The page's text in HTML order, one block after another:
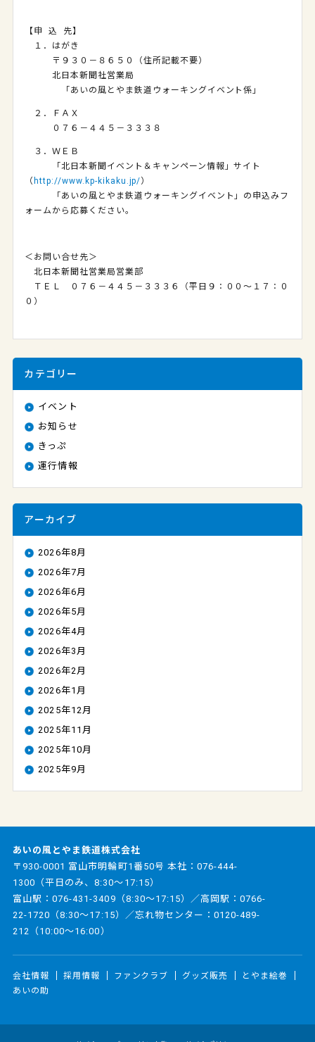
【申 込 先】
１．はがき
〒９３０－８６５０（住所記載不要）
北日本新聞社営業局
「あいの風とやま鉄道ウォーキングイベント係」
２．ＦＡＸ
０７６－４４５－３３３８
３．ＷＥＢ
「北日本新聞イベント＆キャンペーン情報」サイト
（ http://www.kp-kikaku.jp/）
「あいの風とやま鉄道ウォーキングイベント」の申込みフ
ォームから応募ください。
＜お問い合せ先＞
北日本新聞社営業局営業部
ＴＥＬ ０７６－４４５－３３３６（平日９：００～１７：０
０）
カテゴリー
イベント
お知らせ
きっぷ
運行情報
アーカイブ
2026年8月
2026年7月
2026年6月
2026年5月
2026年4月
2026年3月
2026年2月
2026年1月
2025年12月
2025年11月
2025年10月
2025年9月
あいの風とやま鉄道株式会社
〒930-0001 富山市明輪町1番50号 本社： 076-444-
1300 （平日のみ、8:30～17:15）
富山駅：076-431-3409 （8:30～17:15）／高岡駅：0766-
22-1720 （8:30～17:15）／忘れ物センター：0120-489-
212 （10:00～16:00）
会社情報 採用情報 ファンクラブ グッズ販売
とやま絵巻
あいの助